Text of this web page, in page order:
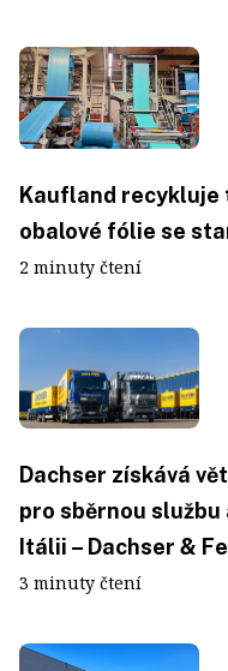
Kaufland recykluje
obalové fólie se
2 minuty čtení
Dachser získává
pro sběrnou
Itálii – Dachser &
3 minuty čtení